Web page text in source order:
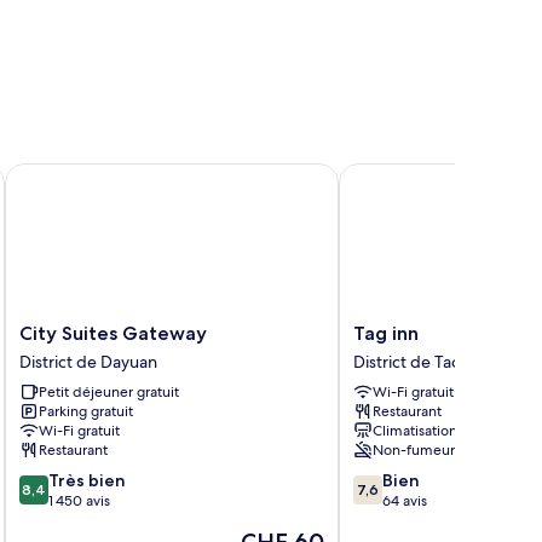
City
Suites
Gateway
District
de
Dayuan
City Suites Gateway
District de Dayuan
Petit déjeuner gratuit
Parking gratuit
Wi-Fi gratuit
Restaurant
8.4
sur
8,4 Très bien
1 450 avis
Le
City Suites Gateway
Tag
inn
District
de
Taoyuan
Tag inn
District de Taoyuan
Wi-Fi gratuit
Restaurant
Climatisation
Non-fumeurs
7.6
sur
7,6 Bien
64 avis
Tag inn